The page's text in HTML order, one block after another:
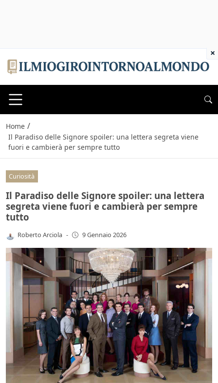
Home /
Il Paradiso delle Signore spoiler: una lettera segreta viene
fuori e cambierà per sempre tutto
Curiosità
Il Paradiso delle Signore spoiler: una lettera
segreta viene fuori e cambierà per sempre
tutto
Roberto Arciola - 9 Gennaio 2026
×